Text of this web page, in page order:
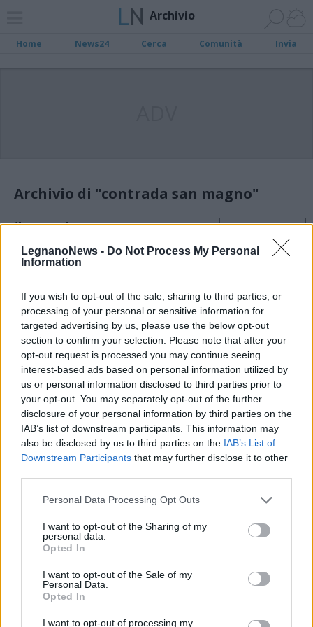
LegnanoNews - Do Not Process My Personal
Information
If you wish to opt-out of the sale, sharing to third parties, or
processing of your personal or sensitive information for
targeted advertising by us, please use the below opt-out
section to confirm your selection. Please note that after your
opt-out request is processed you may continue seeing
interest-based ads based on personal information utilized by
us or personal information disclosed to third parties prior to
your opt-out. You may separately opt-out of the further
disclosure of your personal information by third parties on the
IAB’s list of downstream participants. This information may
also be disclosed by us to third parties on the IAB’s List of
Downstream Participants that may further disclose it to other
Personal Data Processing Opt Outs
I want to opt-out of the Sharing of my
personal data.
Opted In
I want to opt-out of the Sale of my
Personal Data.
Opted In
I want to opt-out of processing my
Archivio
Home News24 Cerca Comunità Invia
Archivio di "contrada san magno"
Filtro per data
I fantini, le vittorie del passato, le leggende:
tutto quello che c’è sapere sulle contrade del
Palio di Legnano
Vai al sito in modalità classica